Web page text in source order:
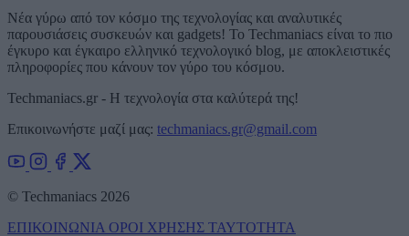
Νέα γύρω από τον κόσμο της τεχνολογίας και αναλυτικές
παρουσιάσεις συσκευών και gadgets! Το Techmaniacs είναι το πιο
έγκυρο και έγκαιρο ελληνικό τεχνολογικό blog, με αποκλειστικές
πληροφορίες που κάνουν τον γύρο του κόσμου.
Techmaniacs.gr - Η τεχνολογία στα καλύτερά της!
Επικοινωνήστε μαζί μας: techmaniacs.gr@gmail.com
© Techmaniacs 2026
ΕΠΙΚΟΙΝΩΝΙΑ ΟΡΟΙ ΧΡΗΣΗΣ ΤΑΥΤΟΤΗΤΑ